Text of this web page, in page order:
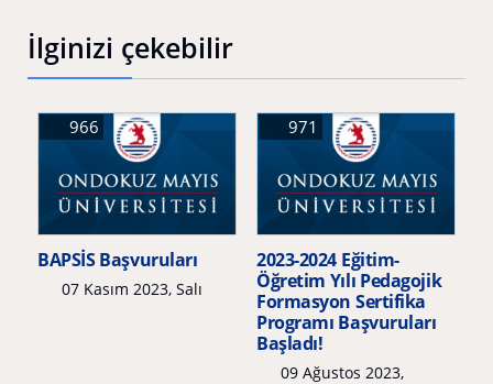
İlginizi çekebilir
BAPSİS Başvuruları
07 Kasım 2023, Salı
966
2023-2024 Eğitim-
Öğretim Yılı Pedagojik
Formasyon Sertifika
Programı Başvuruları
Başladı!
09 Ağustos 2023,
971